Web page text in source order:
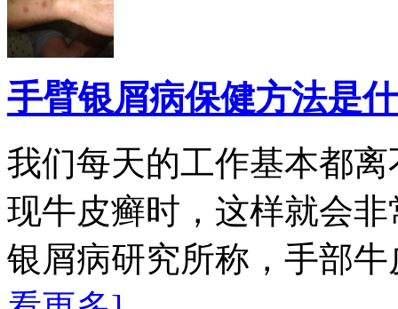
手臂银屑病保健方法是
我们每天的工作基本都
现牛皮癣时，这样就会
银屑病研究所称，手部